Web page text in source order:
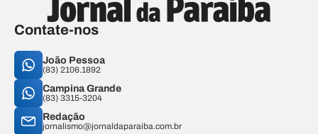
Contate-nos
João Pessoa
(83) 2106.1892
Campina Grande
(83) 3315-3204
Redação
jornalismo@jornaldaparaiba.com.br